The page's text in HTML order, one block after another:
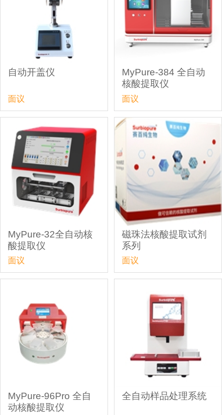
自动开盖仪
面议
MyPure-384 全自动
核酸提取仪
面议
MyPure-32全自动核
酸提取仪
面议
磁珠法核酸提取试剂
系列
面议
MyPure-96Pro 全自
动核酸提取仪
全自动样品处理系统